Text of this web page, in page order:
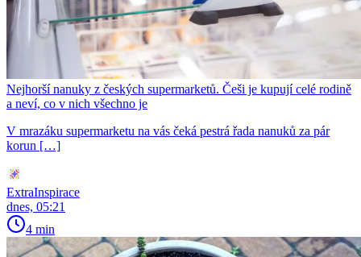
Nejhorší nanuky z českých supermarketů. Češi je kupují celé rodině
a neví, co v nich všechno je
V mrazáku supermarketu na vás čeká pestrá řada nanuků za pár
korun […]
ExtraInspirace
dnes, 05:21
4 min